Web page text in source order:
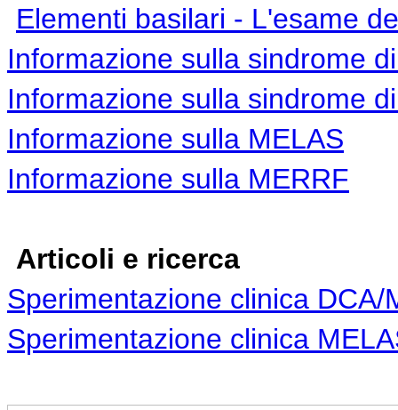
Elementi basilari - L'esame
Informazione sulla sindrome
Informazione sulla sindrome
Informazione sulla MELAS
Informazione sulla MERRF
Articoli e ricerca
Sperimentazione clinica DCA/
Sperimentazione clinica